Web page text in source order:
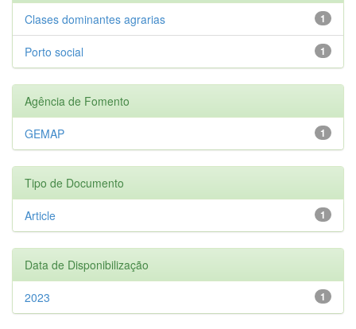
1
Clases dominantes agrarias
1
Porto social
Agência de Fomento
1
GEMAP
Tipo de Documento
1
Article
Data de Disponibilização
1
2023